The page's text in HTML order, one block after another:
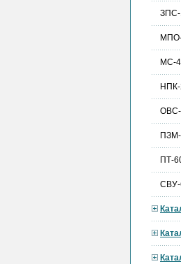
ЗПС-
МПО-
МС-
НПК-
ОВС-
ПЗМ-
ПТ-
СВУ-